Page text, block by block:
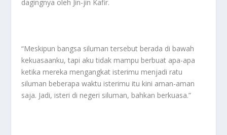
dagingnya oleh Jin-jin Kafir.
“Meskipun bangsa siluman tersebut berada di bawah
kekuasaanku, tapi aku tidak mampu berbuat apa-apa
ketika mereka mengangkat isterimu menjadi ratu
siluman beberapa waktu isterimu itu kini aman-aman
saja. Jadi, isteri di negeri siluman, bahkan berkuasa.”